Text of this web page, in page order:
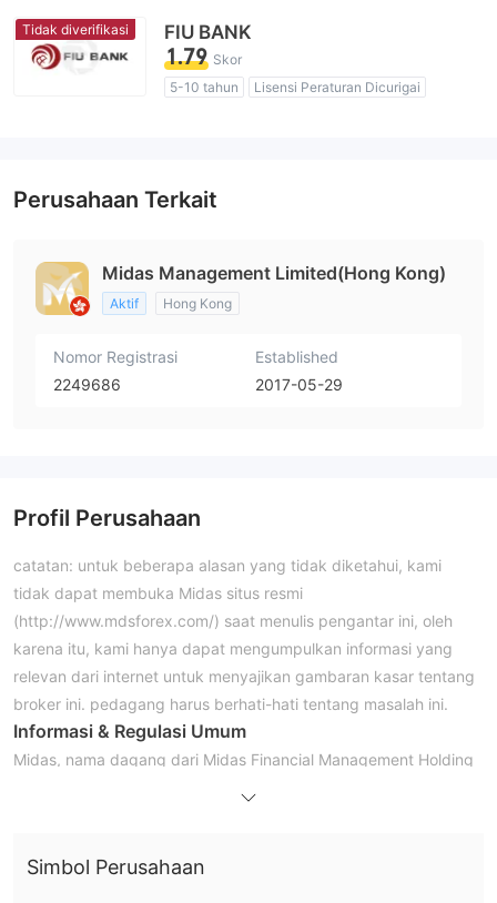
Tidak diverifikasi FIU BANK
1.79 Skor
5-10 tahun
Lisensi Peraturan Dicurigai
Perusahaan Terkait
Midas Management Limited(Hong Kong)
Aktif Hong Kong
Nomor Registrasi
2249686
Established
2017-05-29
Profil Perusahaan
catatan: untuk beberapa alasan yang tidak diketahui, kami
tidak dapat membuka Midas situs resmi
(http://www.mdsforex.com/) saat menulis pengantar ini, oleh
karena itu, kami hanya dapat mengumpulkan informasi yang
relevan dari internet untuk menyajikan gambaran kasar tentang
broker ini. pedagang harus berhati-hati tentang masalah ini.
Informasi & Regulasi Umum
Midas, nama dagang dari Midas Financial Management Holding
Karena situs web broker ini tidak dapat diakses, kami tidak
Simbol Perusahaan